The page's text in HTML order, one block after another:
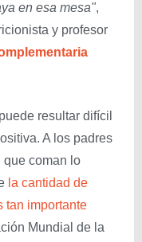
en esa mesa",
y profesor
resultar difícil
A los padres
que coman lo
la cantidad de
tan importante
Mundial de la